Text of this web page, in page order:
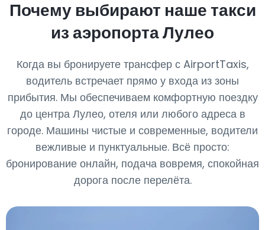
Почему выбирают наше такси
из аэропорта Лулео
Когда вы бронируете трансфер с AirportTaxis,
водитель встречает прямо у входа из зоны
прибытия. Мы обеспечиваем комфортную поездку
до центра Лулео, отеля или любого адреса в
городе. Машины чистые и современные, водители
вежливые и пунктуальные. Всё просто:
бронирование онлайн, подача вовремя, спокойная
дорога после перелёта.